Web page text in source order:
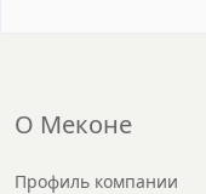
О Меконе
Профиль компании